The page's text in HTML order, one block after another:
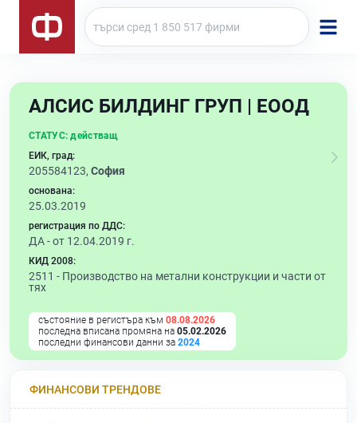
АЛСИС БИЛДИНГ ГРУП | ЕООД
СТАТУС: действащ
ЕИК, град:
205584123, София
основана:
25.03.2019
регистрация по ДДС:
ДА - от 12.04.2019 г.
КИД 2008:
2511 - Производство на метални конструкции и части от
тях
състояние в регистъра към 08.08.2026
последна вписана промяна на 05.02.2026
последни финансови данни за 2024
ФИНАНСОВИ ТРЕНДОВЕ